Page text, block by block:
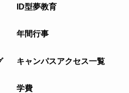
ID型夢教育
年間行事
キャンパスアクセス一覧
学費